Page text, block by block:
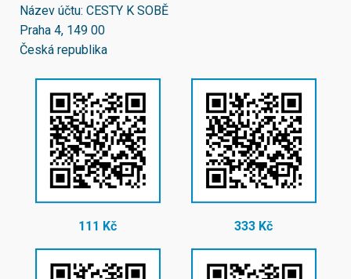
Název účtu: CESTY K SOBĚ
Praha 4, 149 00
Česká republika
111 Kč 333 Kč